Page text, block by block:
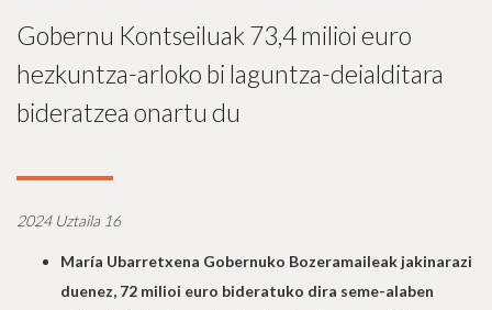
Gobernu Kontseiluak 73,4 milioi euro
hezkuntza-arloko bi laguntza-deialditara
bideratzea onartu du
2024 Uztaila 16
María Ubarretxena Gobernuko Bozeramaileak jakinarazi
duenez, 72 milioi euro bideratuko dira seme-alaben